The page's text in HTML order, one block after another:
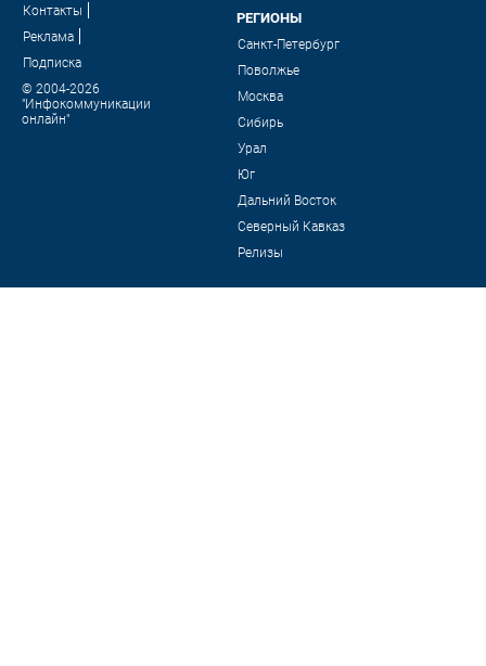
Контакты
Реклама
Подписка
© 2004-2026
"Инфокоммуникации
онлайн"
РЕГИОНЫ
Санкт-Петербург
Поволжье
Москва
Сибирь
Урал
Юг
Дальний Восток
Северный Кавказ
Релизы